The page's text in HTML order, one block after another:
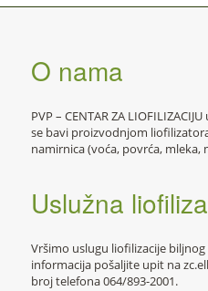
O nama
PVP – CENTAR ZA
se bavi proizvodnjom
namirnica (voća, povrća, mleka,
Uslužna
Vršimo uslugu liofilizacije
informacija pošaljite upit na
broj telefona 064/893-2001.